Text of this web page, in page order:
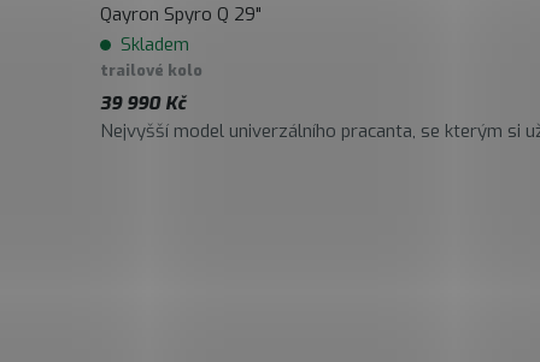
Qayron Spyro Q 29"
Skladem
trailové kolo
39 990 Kč
Nejvyšší model univerzálního pracanta, se kterým si